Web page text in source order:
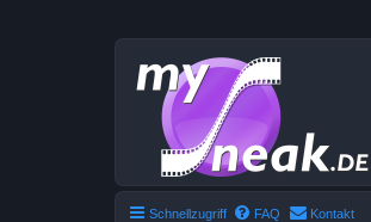
Schnellzugriff FAQ Kontakt